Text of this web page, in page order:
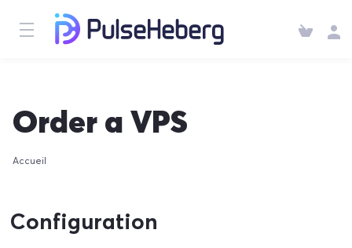
Order a VPS
Accueil
Configuration